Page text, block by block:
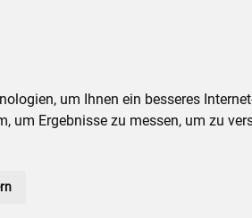
um Ihnen ein besseres
um Ergebnisse zu messen, um zu